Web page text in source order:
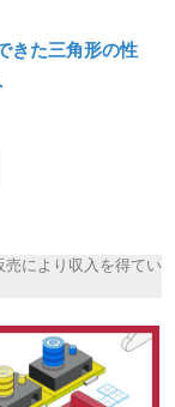
きた三角形の性
により収入を得てい